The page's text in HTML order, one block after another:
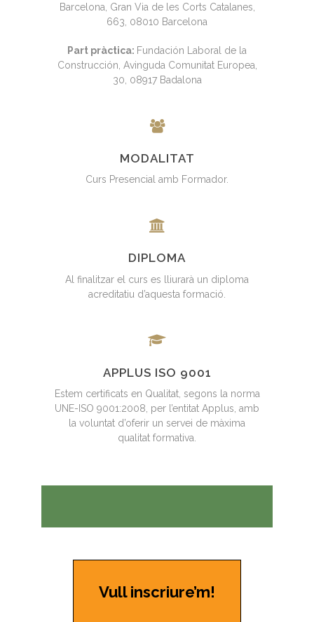
Barcelona, Gran Via de les Corts Catalanes,
663, 08010 Barcelona
Part pràctica: Fundación Laboral de la
Construcción, Avinguda Comunitat Europea,
30, 08917 Badalona
MODALITAT
Curs Presencial amb Formador.
DIPLOMA
Al finalitzar el curs es lliurarà un diploma
acreditatiu d’aquesta formació.
APPLUS ISO 9001
Estem certificats en Qualitat, segons la norma
UNE-ISO 9001:2008, per l’entitat Applus, amb
la voluntat d’oferir un servei de màxima
qualitat formativa.
Vull inscriure’m!